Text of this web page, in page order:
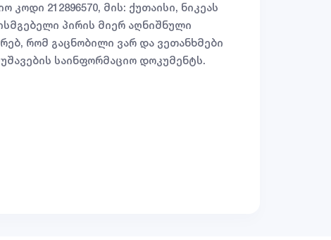
212896570, მის: ქუთაისი, ნიკეას
პირის მიერ აღნიშნული
რომ გაცნობილი ვარ და ვეთანხმები
საინფორმაციო დოკუმენტს.